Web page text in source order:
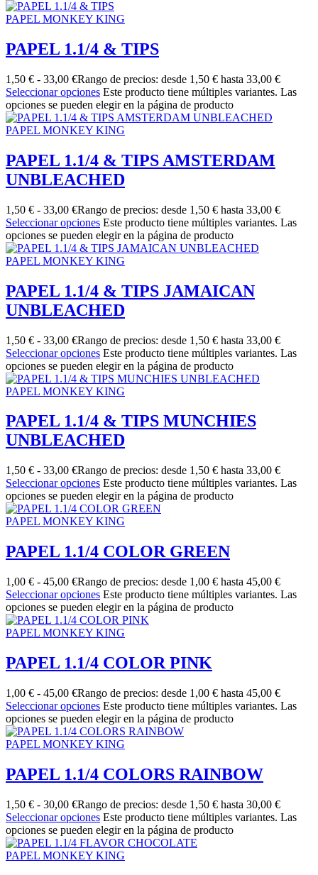
PAPEL MONKEY KING
PAPEL 1.1/4 & TIPS
1,50 € - 33,00 €Rango de precios: desde 1,50 € hasta 33,00 €
Seleccionar opciones Este producto tiene múltiples variantes. Las
opciones se pueden elegir en la página de producto
PAPEL MONKEY KING
PAPEL 1.1/4 & TIPS AMSTERDAM
UNBLEACHED
1,50 € - 33,00 €Rango de precios: desde 1,50 € hasta 33,00 €
Seleccionar opciones Este producto tiene múltiples variantes. Las
opciones se pueden elegir en la página de producto
PAPEL MONKEY KING
PAPEL 1.1/4 & TIPS JAMAICAN
UNBLEACHED
1,50 € - 33,00 €Rango de precios: desde 1,50 € hasta 33,00 €
Seleccionar opciones Este producto tiene múltiples variantes. Las
opciones se pueden elegir en la página de producto
PAPEL MONKEY KING
PAPEL 1.1/4 & TIPS MUNCHIES
UNBLEACHED
1,50 € - 33,00 €Rango de precios: desde 1,50 € hasta 33,00 €
Seleccionar opciones Este producto tiene múltiples variantes. Las
opciones se pueden elegir en la página de producto
PAPEL MONKEY KING
PAPEL 1.1/4 COLOR GREEN
1,00 € - 45,00 €Rango de precios: desde 1,00 € hasta 45,00 €
Seleccionar opciones Este producto tiene múltiples variantes. Las
opciones se pueden elegir en la página de producto
PAPEL MONKEY KING
PAPEL 1.1/4 COLOR PINK
1,00 € - 45,00 €Rango de precios: desde 1,00 € hasta 45,00 €
Seleccionar opciones Este producto tiene múltiples variantes. Las
opciones se pueden elegir en la página de producto
PAPEL MONKEY KING
PAPEL 1.1/4 COLORS RAINBOW
1,50 € - 30,00 €Rango de precios: desde 1,50 € hasta 30,00 €
Seleccionar opciones Este producto tiene múltiples variantes. Las
opciones se pueden elegir en la página de producto
PAPEL MONKEY KING